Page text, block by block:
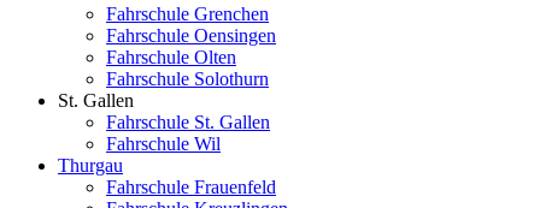
Fahrschule Grenchen
Fahrschule Oensingen
Fahrschule Olten
Fahrschule Solothurn
St. Gallen
Fahrschule St. Gallen
Fahrschule Wil
Thurgau
Fahrschule Frauenfeld